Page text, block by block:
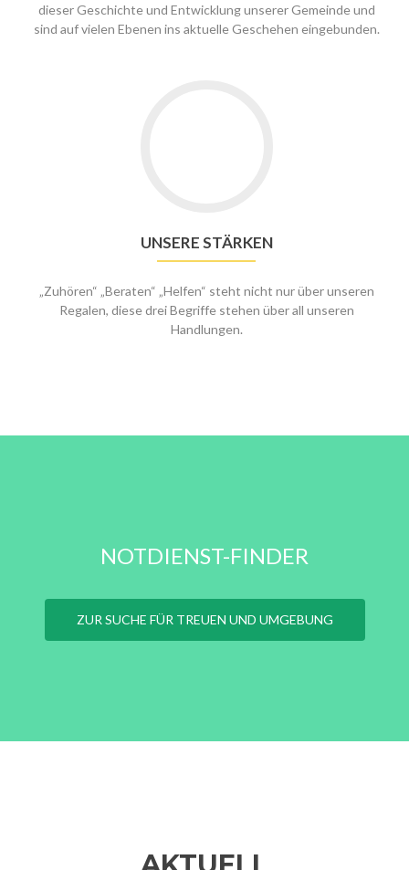
dieser Geschichte und Entwicklung unserer Gemeinde und
sind auf vielen Ebenen ins aktuelle Geschehen eingebunden.
UNSERE STÄRKEN
„Zuhören“ „Beraten“ „Helfen“ steht nicht nur über unseren
Regalen, diese drei Begriffe stehen über all unseren
Handlungen.
NOTDIENST-FINDER
ZUR SUCHE FÜR TREUEN UND UMGEBUNG